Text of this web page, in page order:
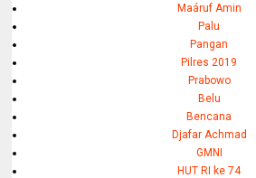
Maáruf Amin
Palu
Pangan
Pilres 2019
Prabowo
Belu
Bencana
Djafar Achmad
GMNI
HUT RI ke 74